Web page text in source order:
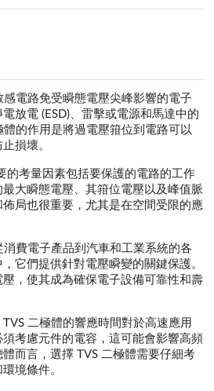
感電路免受瞬態電壓尖峰影響的電子
放電 (ESD)、雷擊或電源和馬達中的
體的作用是將過電壓箝位到電路可以
損壞。
的考量因素包括要保護的電路的工作
大瞬態電壓、其箝位電壓以及峰值脈
局也很重要，尤其是在空間受限的應
費電子產品到汽車和工業系統的各
它們提供針對電壓瞬變的關鍵保護。
，使其成為確保電子設備可靠性和壽
二極體的響應時間對於高速應用
考慮元件的電容，這可能會影響高頻
而言，選擇 TVS 二極體需要仔細考
境條件。